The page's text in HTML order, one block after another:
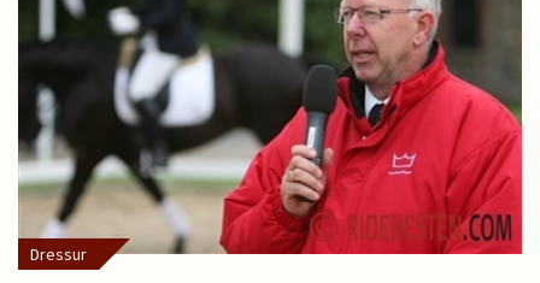
Dressur